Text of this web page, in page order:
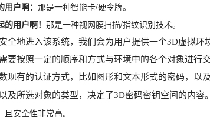
户啊： 那是一种智能卡/硬令牌。
用户啊！ 那是一种视网膜扫描/指纹识别技术。
全地进入该系统，我们会为用户提供一个3D虚拟环
要按照一定的顺序和方式与环境中的各个对象进行
现有的认证方式，比如图形和文本形式的密码，以
及所选对象的类型，决定了3D密码密钥空间的内容。
安全性非常高。